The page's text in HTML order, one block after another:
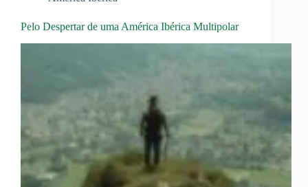
Pelo Despertar de uma América Ibérica Multipolar